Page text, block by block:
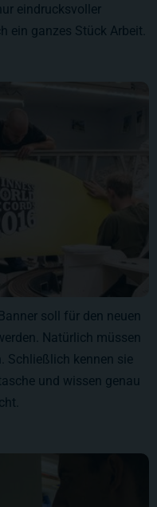
eindrucksvoller
ein ganzes Stück Arbeit.
soll für den neuen
Natürlich müssen
Schließlich kennen sie
und wissen genau